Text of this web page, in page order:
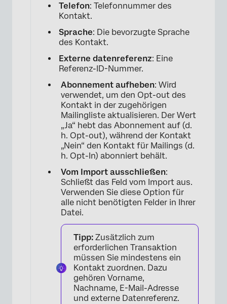
×
Telefon: Telefonnummer des
Kontakt.
Sprache: Die bevorzugte Sprache
des Kontakt.
Externe datenreferenz: Eine
Referenz-ID-Nummer.
Abonnement aufheben: Wird
verwendet, um den Opt-out des
Kontakt in der zugehörigen
Mailingliste aktualisieren. Der Wert
„Ja“ hebt das Abonnement auf (d.
h. Opt-out), während der Kontakt
„Nein“ den Kontakt für Mailings (d.
h. Opt-In) abonniert behält.
Vom Import ausschließen:
Schließt das Feld vom Import aus.
Verwenden Sie diese Option für
alle nicht benötigten Felder in Ihrer
Datei.
Tipp: Zusätzlich zum
erforderlichen Transaktion
müssen Sie mindestens ein
Kontakt zuordnen. Dazu
gehören Vorname,
Nachname, E-Mail-Adresse
und externe Datenreferenz.